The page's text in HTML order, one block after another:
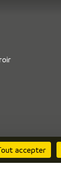
accepter